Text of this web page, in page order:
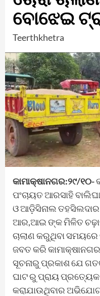
ବୋଝେଇ
Teerthkhetra
କାମାକ୍ଷାନଗର:୨୯/୧୦-
ପଂଚାୟତ ଆରସାହି
ଓ ଆଡ଼ିସିନାଲ
ଆର,ଆଇ ଙ୍କ ମିଳିତ ଚଢ଼ାଉ
ଚାଲାଣ କରୁଥିବା
ଜବତ କରି
ସୂଚନାରୁ ପ୍ରକାଶ ଯେ
ଘାଟ ରୁ ପ୍ରାୟ ପ୍ରତ୍ୟେକ
କରାଯାଉଥିବାର